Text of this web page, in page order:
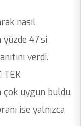
nasıl
47’si
verdi.
TEK
uygun buldu.
ise yalnızca